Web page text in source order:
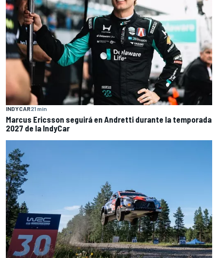
INDYCAR21 min
Marcus Ericsson seguirá en Andretti durante la temporada
2027 de la IndyCar